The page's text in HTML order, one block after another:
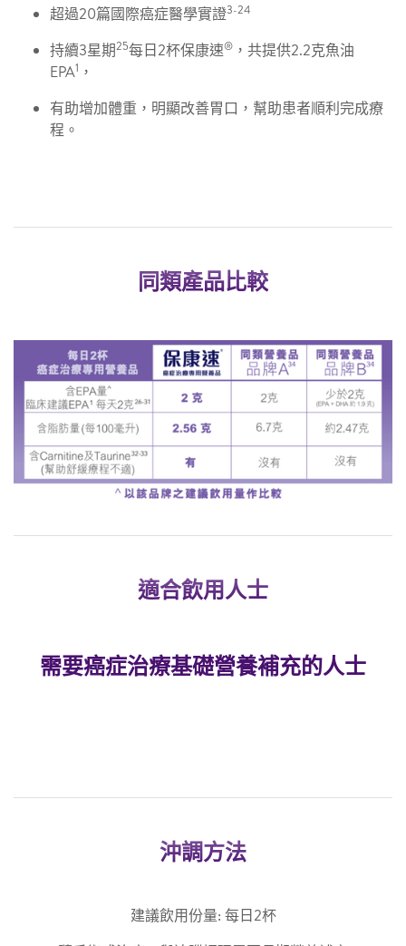
超過20篇國際癌症醫學實證3-24
持續3星期25每日2杯保康速® ，共提供2.2克魚油
EPA1 ，
有助增加體重，明顯改善胃口，幫助患者順利完成療
程。
同類產品比較
適合飲用人士
需要癌症治療基礎營養補充的人士
沖調方法
建議飲用份量: 每日2杯